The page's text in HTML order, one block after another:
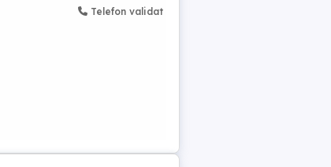
Telefon validat